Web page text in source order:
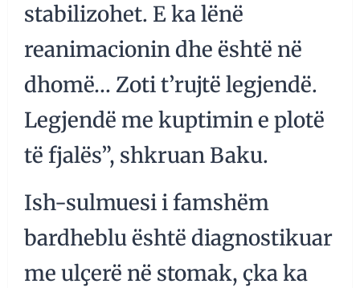
stabilizohet. E ka lënë
reanimacionin dhe është në
dhomë… Zoti t’rujtë legjendë.
Legjendë me kuptimin e plotë
të fjalës”, shkruan Baku.
Ish-sulmuesi i famshëm
bardheblu është diagnostikuar
me ulçerë në stomak, çka ka